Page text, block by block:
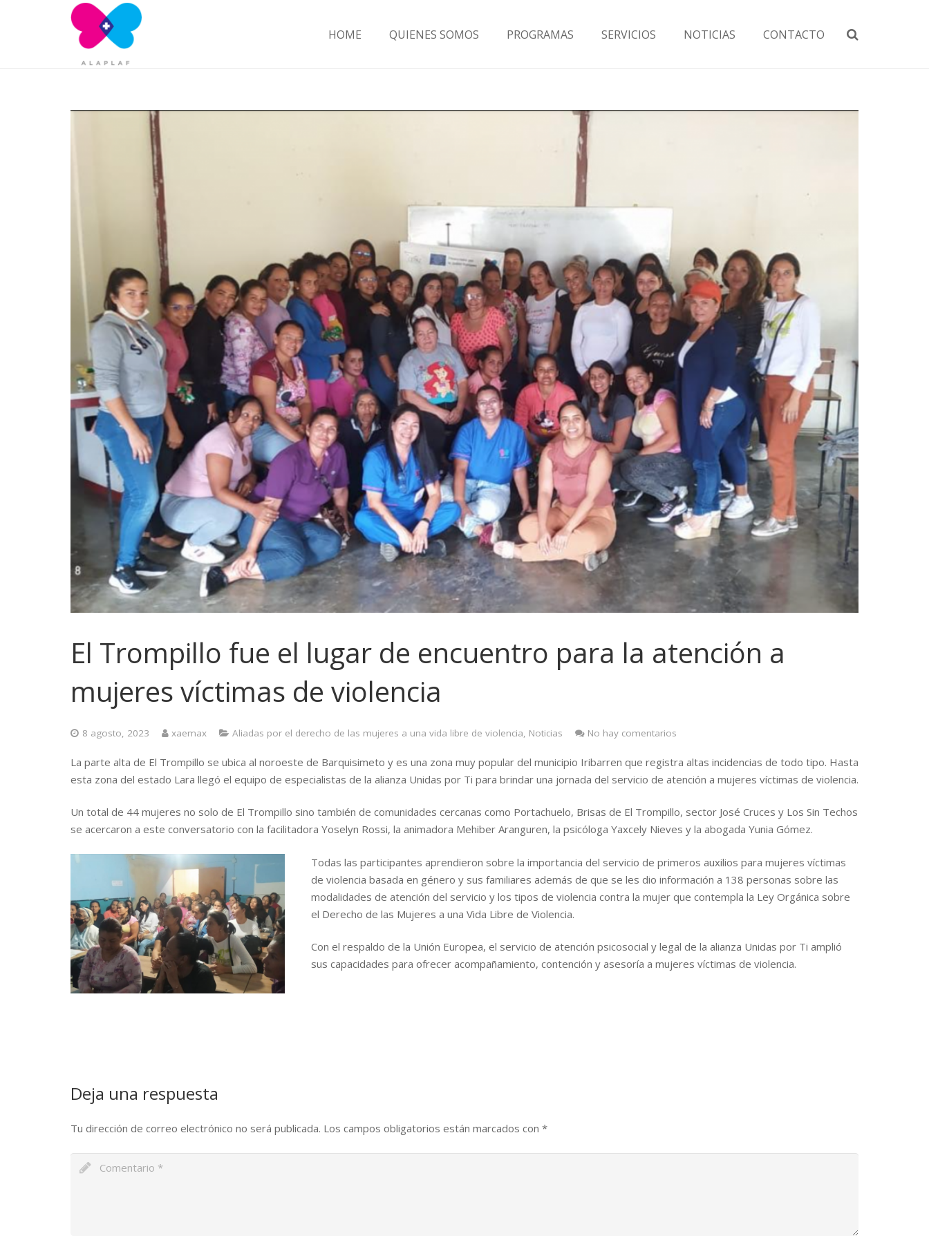
HOME QUIENES SOMOS PROGRAMAS SERVICIOS NOTICIAS CONTACTO
El Trompillo fue el lugar de encuentro para la atención a
mujeres víctimas de violencia
8 agosto, 2023 xaemax Aliadas por el derecho de las mujeres a una vida libre de violencia Noticias No hay comentarios
La parte alta de El Trompillo se ubica al noroeste de Barquisimeto y es una zona muy popular del municipio Iribarren que registra altas incidencias de todo tipo. Hasta
esta zona del estado Lara llegó el equipo de especialistas de la alianza Unidas por Ti para brindar una jornada del servicio de atención a mujeres víctimas de violencia.
Un total de 44 mujeres no solo de El Trompillo sino también de comunidades cercanas como Portachuelo, Brisas de El Trompillo, sector José Cruces y Los Sin Techos
se acercaron a este conversatorio con la facilitadora Yoselyn Rossi, la animadora Mehiber Aranguren, la psicóloga Yaxcely Nieves y la abogada Yunia Gómez.
Todas las participantes aprendieron sobre la importancia del servicio de primeros auxilios para mujeres víctimas
de violencia basada en género y sus familiares además de que se les dio información a 138 personas sobre las
modalidades de atención del servicio y los tipos de violencia contra la mujer que contempla la Ley Orgánica sobre
el Derecho de las Mujeres a una Vida Libre de Violencia.
Con el respaldo de la Unión Europea, el servicio de atención psicosocial y legal de la alianza Unidas por Ti amplió
sus capacidades para ofrecer acompañamiento, contención y asesoría a mujeres víctimas de violencia.
Deja una respuesta
Tu dirección de correo electrónico no será publicada. Los campos obligatorios están marcados con *